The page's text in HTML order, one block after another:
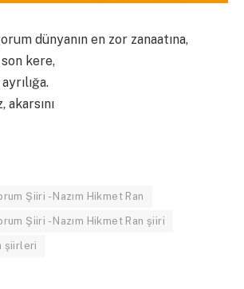
dünyanın en zor zanaatına,
son kere,
akarsını
Şiiri - Nazım Hikmet Ran
Şiiri - Nazım Hikmet Ran şiiri
şiirleri